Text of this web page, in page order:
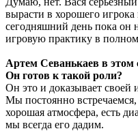
вырасти в хорошего игрока
сегодняшний день пока он
игровую практику в
Артем Севанькаев в этом
Он готов к такой роли?
Он это и доказывает своей
Мы постоянно
хорошая атмосфера, есть
мы всегда его дадим.